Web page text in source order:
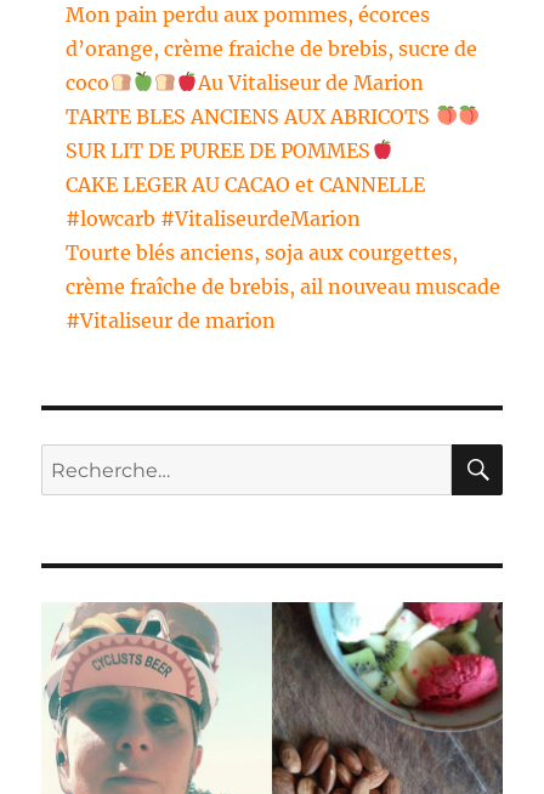
Mon pain perdu aux pommes, écorces
d’orange, crème fraiche de brebis, sucre de
coco
Au Vitaliseur de Marion
TARTE BLES ANCIENS AUX ABRICOTS
SUR LIT DE PUREE DE POMMES
CAKE LEGER AU CACAO et CANNELLE
#lowcarb #VitaliseurdeMarion
Tourte blés anciens, soja aux courgettes,
crème fraîche de brebis, ail nouveau muscade
#Vitaliseur de marion
Recherche
pour :